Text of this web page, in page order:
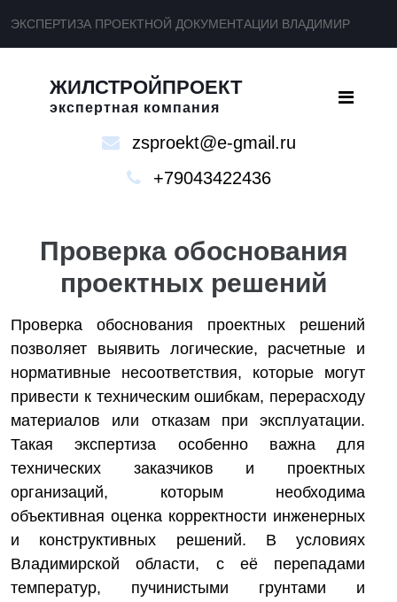
ЭКСПЕРТИЗА ПРОЕКТНОЙ ДОКУМЕНТАЦИИ ВЛАДИМИР
ЖИЛСТРОЙПРОЕКТ
экспертная компания
zsproekt@e-gmail.ru
+79043422436
Проверка обоснования
проектных решений
Проверка обоснования проектных решений
позволяет выявить логические, расчетные и
нормативные несоответствия, которые могут
привести к техническим ошибкам, перерасходу
материалов или отказам при эксплуатации.
Такая экспертиза особенно важна для
технических заказчиков и проектных
организаций, которым необходима
объективная оценка корректности инженерных
и конструктивных решений. В условиях
Владимирской области, с её перепадами
температур, пучинистыми грунтами и